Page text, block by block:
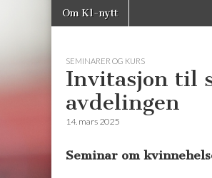
Main
menu
Skip
Om K1-nytt
SEMINARER OG KURS
Invitasjon til
avdelingen
14. mars 2025
Seminar om